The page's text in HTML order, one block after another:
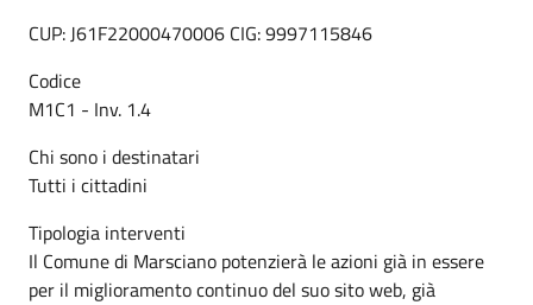
CUP: J61F22000470006 CIG: 9997115846
Codice
M1C1 - Inv. 1.4
Chi sono i destinatari
Tutti i cittadini
Tipologia interventi
Il Comune di Marsciano potenzierà le azioni già in essere
per il miglioramento continuo del suo sito web, già